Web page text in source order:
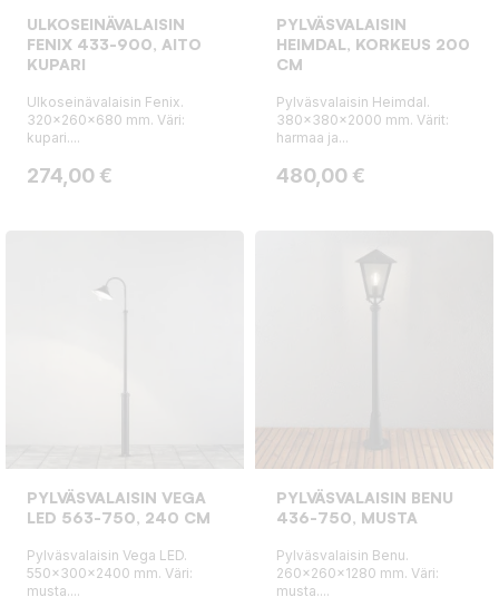
ULKOSEINÄVALAISIN
FENIX 433-900, AITO
KUPARI
Ulkoseinävalaisin Fenix.
320x260x680 mm. Väri:
kupari....
Hinta
274,00 €
PYLVÄSVALAISIN
HEIMDAL, KORKEUS 200
CM
Pylväsvalaisin Heimdal.
380x380x2000 mm. Värit:
harmaa ja...
Hinta
480,00 €
PYLVÄSVALAISIN VEGA
LED 563-750, 240 CM
Pylväsvalaisin Vega LED.
550x300x2400 mm. Väri:
musta....
PYLVÄSVALAISIN BENU
436-750, MUSTA
Pylväsvalaisin Benu.
260x260x1280 mm. Väri:
musta....